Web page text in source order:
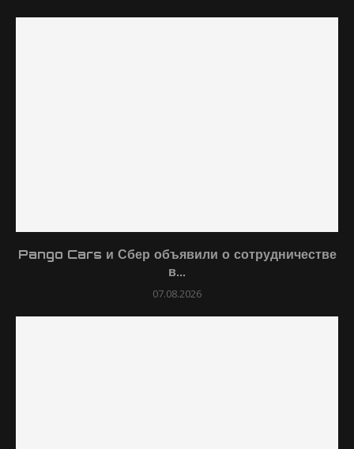
Pango Cars и Сбер объявили о сотрудничестве
в...
07.08.2026